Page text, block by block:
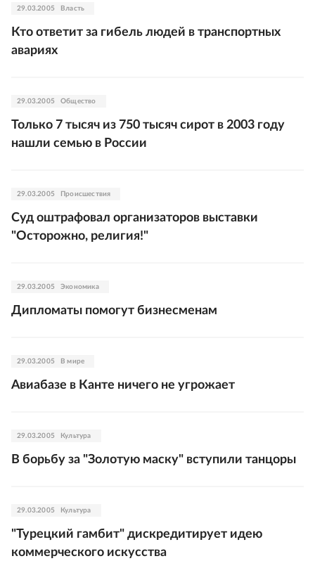
29.03.2005 Власть
Кто ответит за гибель людей в транспортных
авариях
29.03.2005 Общество
Только 7 тысяч из 750 тысяч сирот в 2003 году
нашли семью в России
29.03.2005 Происшествия
Суд оштрафовал организаторов выставки
"Осторожно, религия!"
29.03.2005 Экономика
Дипломаты помогут бизнесменам
29.03.2005 В мире
Авиабазе в Канте ничего не угрожает
29.03.2005 Культура
В борьбу за "Золотую маску" вступили танцоры
29.03.2005 Культура
"Турецкий гамбит" дискредитирует идею
коммерческого искусства